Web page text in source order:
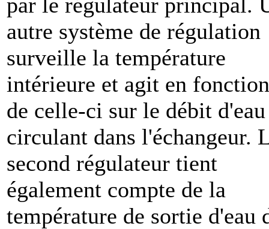
autre système de régulation
surveille la température
intérieure et agit en fonction
de celle-ci sur le débit d'eau
circulant dans l'échangeur.
second régulateur tient
également compte de la
température de sortie d'eau